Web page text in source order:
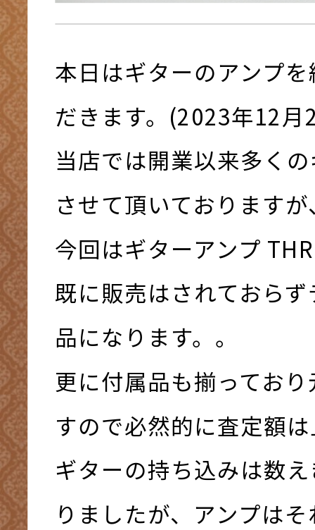
本日はギターのアンプ
だきます。(2023年12月
当店では開業以来多く
させて頂いておりますが
今回はギターアンプ
既に販売はされておら
品になります。。
更に付属品も揃ってお
すので必然的に査定額
ギターの持ち込みは数
りましたが、アンプは